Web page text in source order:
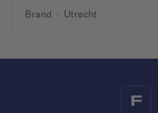
Brand · Utrecht
F